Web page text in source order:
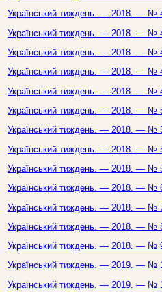
Український тиждень. — 2018. — №
Український тиждень. — 2018. — №
Український тиждень. — 2018. — №
Український тиждень. — 2018. — №
Український тиждень. — 2018. — №
Український тиждень. — 2018. — №
Український тиждень. — 2018. — №
Український тиждень. — 2018. — №
Український тиждень. — 2018. — №
Український тиждень. — 2018. — №
Український тиждень. — 2018. — №
Український тиждень. — 2018. — №
Український тиждень. — 2018. — №
Український тиждень. — 2019. — №
Український тиждень. — 2019. — №